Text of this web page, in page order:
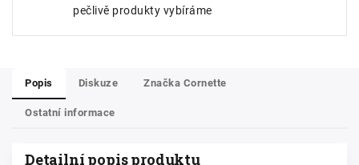
pečlivě produkty vybíráme
Popis Diskuze Značka Cornette
Ostatní informace
Detailní popis produktu